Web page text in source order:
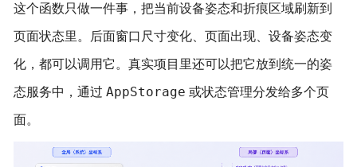
这个函数只做一件事，把当前设备姿态和折痕区域刷新到
页面状态里。后面窗口尺寸变化、页面出现、设备姿态变
化，都可以调用它。真实项目里还可以把它放到统一的姿
态服务中，通过 AppStorage 或状态管理分发给多个页
面。